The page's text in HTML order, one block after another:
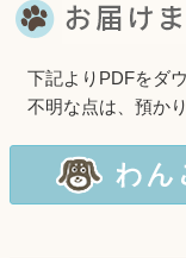
下記よりPDFをダ
不明な点は、預か